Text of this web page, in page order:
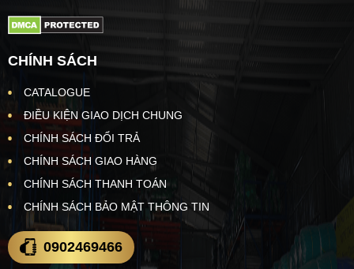
CHÍNH SÁCH
CATALOGUE
ĐIỀU KIỆN GIAO DỊCH CHUNG
CHÍNH SÁCH ĐỔI TRẢ
CHÍNH SÁCH GIAO HÀNG
CHÍNH SÁCH THANH TOÁN
CHÍNH SÁCH BẢO MẬT THÔNG TIN
0902469466